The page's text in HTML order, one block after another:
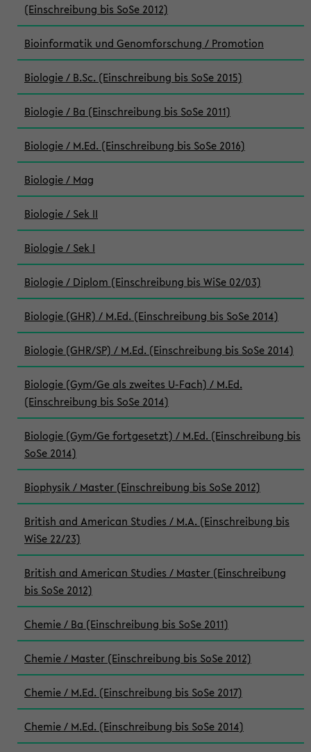
(Einschreibung bis SoSe 2012)
Bioinformatik und Genomforschung / Promotion
Biologie / B.Sc. (Einschreibung bis SoSe 2015)
Biologie / Ba (Einschreibung bis SoSe 2011)
Biologie / M.Ed. (Einschreibung bis SoSe 2016)
Biologie / Mag
Biologie / Sek II
Biologie / Sek I
Biologie / Diplom (Einschreibung bis WiSe 02/03)
Biologie (GHR) / M.Ed. (Einschreibung bis SoSe 2014)
Biologie (GHR/SP) / M.Ed. (Einschreibung bis SoSe 2014)
Biologie (Gym/Ge als zweites U-Fach) / M.Ed.
(Einschreibung bis SoSe 2014)
Biologie (Gym/Ge fortgesetzt) / M.Ed. (Einschreibung bis
SoSe 2014)
Biophysik / Master (Einschreibung bis SoSe 2012)
British and American Studies / M.A. (Einschreibung bis
WiSe 22/23)
British and American Studies / Master (Einschreibung
bis SoSe 2012)
Chemie / Ba (Einschreibung bis SoSe 2011)
Chemie / Master (Einschreibung bis SoSe 2012)
Chemie / M.Ed. (Einschreibung bis SoSe 2017)
Chemie / M.Ed. (Einschreibung bis SoSe 2014)